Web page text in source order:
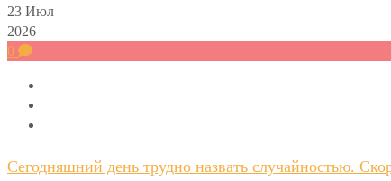
23 Июл
2026
0
Сегодняшний день трудно назвать случайностью.